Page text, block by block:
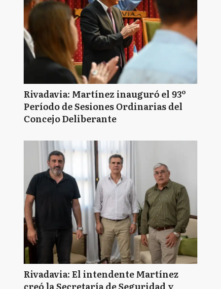
Rivadavia: Martínez inauguró el 93º
Período de Sesiones Ordinarias del
Concejo Deliberante
Rivadavia: El intendente Martínez
creó la Secretaría de Seguridad y